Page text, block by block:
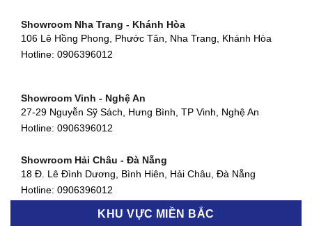
Showroom Quận 11 - TP. HCM
Showroom Quận 4 - TP. HCM
127 Khánh Hội, Phường 3, Quận 4,TP. HCM
Showroom Quận 7 - TP. HCM
877 Huỳnh Tấn Phát, Phú Thuận, Quận 7, TP HCM
Hotline:0906396012
Showroom Nha Trang - Khánh Hòa
106 Lê Hồng Phong, Phước Tân, Nha Trang, Khánh Hòa
Hotline: 0906396012
Showroom Vinh - Nghệ An
27-29 Nguyễn Sỹ Sách, Hưng Bình, TP Vinh, Nghệ An
Hotline: 0906396012
Showroom Hải Châu - Đà Nẵng
18 Đ. Lê Đình Dương, Bình Hiên, Hải Châu, Đà Nẵng
Hotline: 0906396012
Showroom Thanh Khê - Đà Nẵng
KHU VỰC MIỀN BẮC